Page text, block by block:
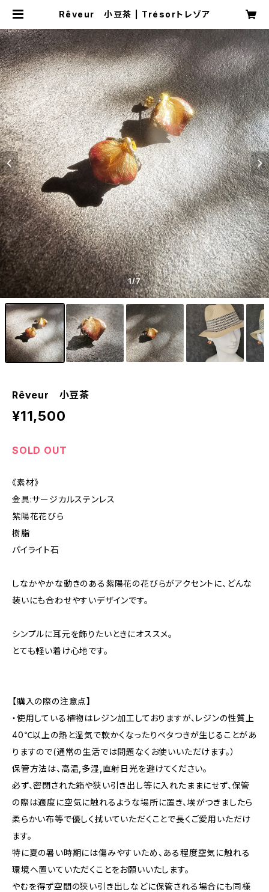
Rêveur 小豆茶 | Trésorトレゾア
1/7
Rêveur 小豆茶
¥11,500
SOLD OUT
《素材》
金具:サージカルステンレス
紫陽花花びら
樹脂
パイライト石
しなかやかな動きのある紫陽花の花びらがアクセントに、どんな
装いにも合わせやすいデザインです。
シンプルに耳元を飾りたいときにオススメ。
とても軽い着け心地です。
【購入の際の注意点】
・使用している植物はレジン加工しておりますが、レジンの性質上
40℃以上の熱と湿気で軟かくなったりベタつきが生じることがあ
りますので(通常の生活では問題なくお使いいただけます。）
保管方法は、高温,多湿,直射日光を避けてください。
必ず、密閉された箱や狭い引き出し等に入れたままにせず、保管
の際は適度に空気に触れるような場所に置き、埃がつきましたら
柔らかい布等で優しく拭いていただくことで長くご愛用いただけ
ます。
特に夏の暑い時期には傷みやすいため、ある程度空気に触れる
環境へ置いていただくことをお願いいたします。
やむを得ず空間の狭い引き出しなどに保管される場合にも同様